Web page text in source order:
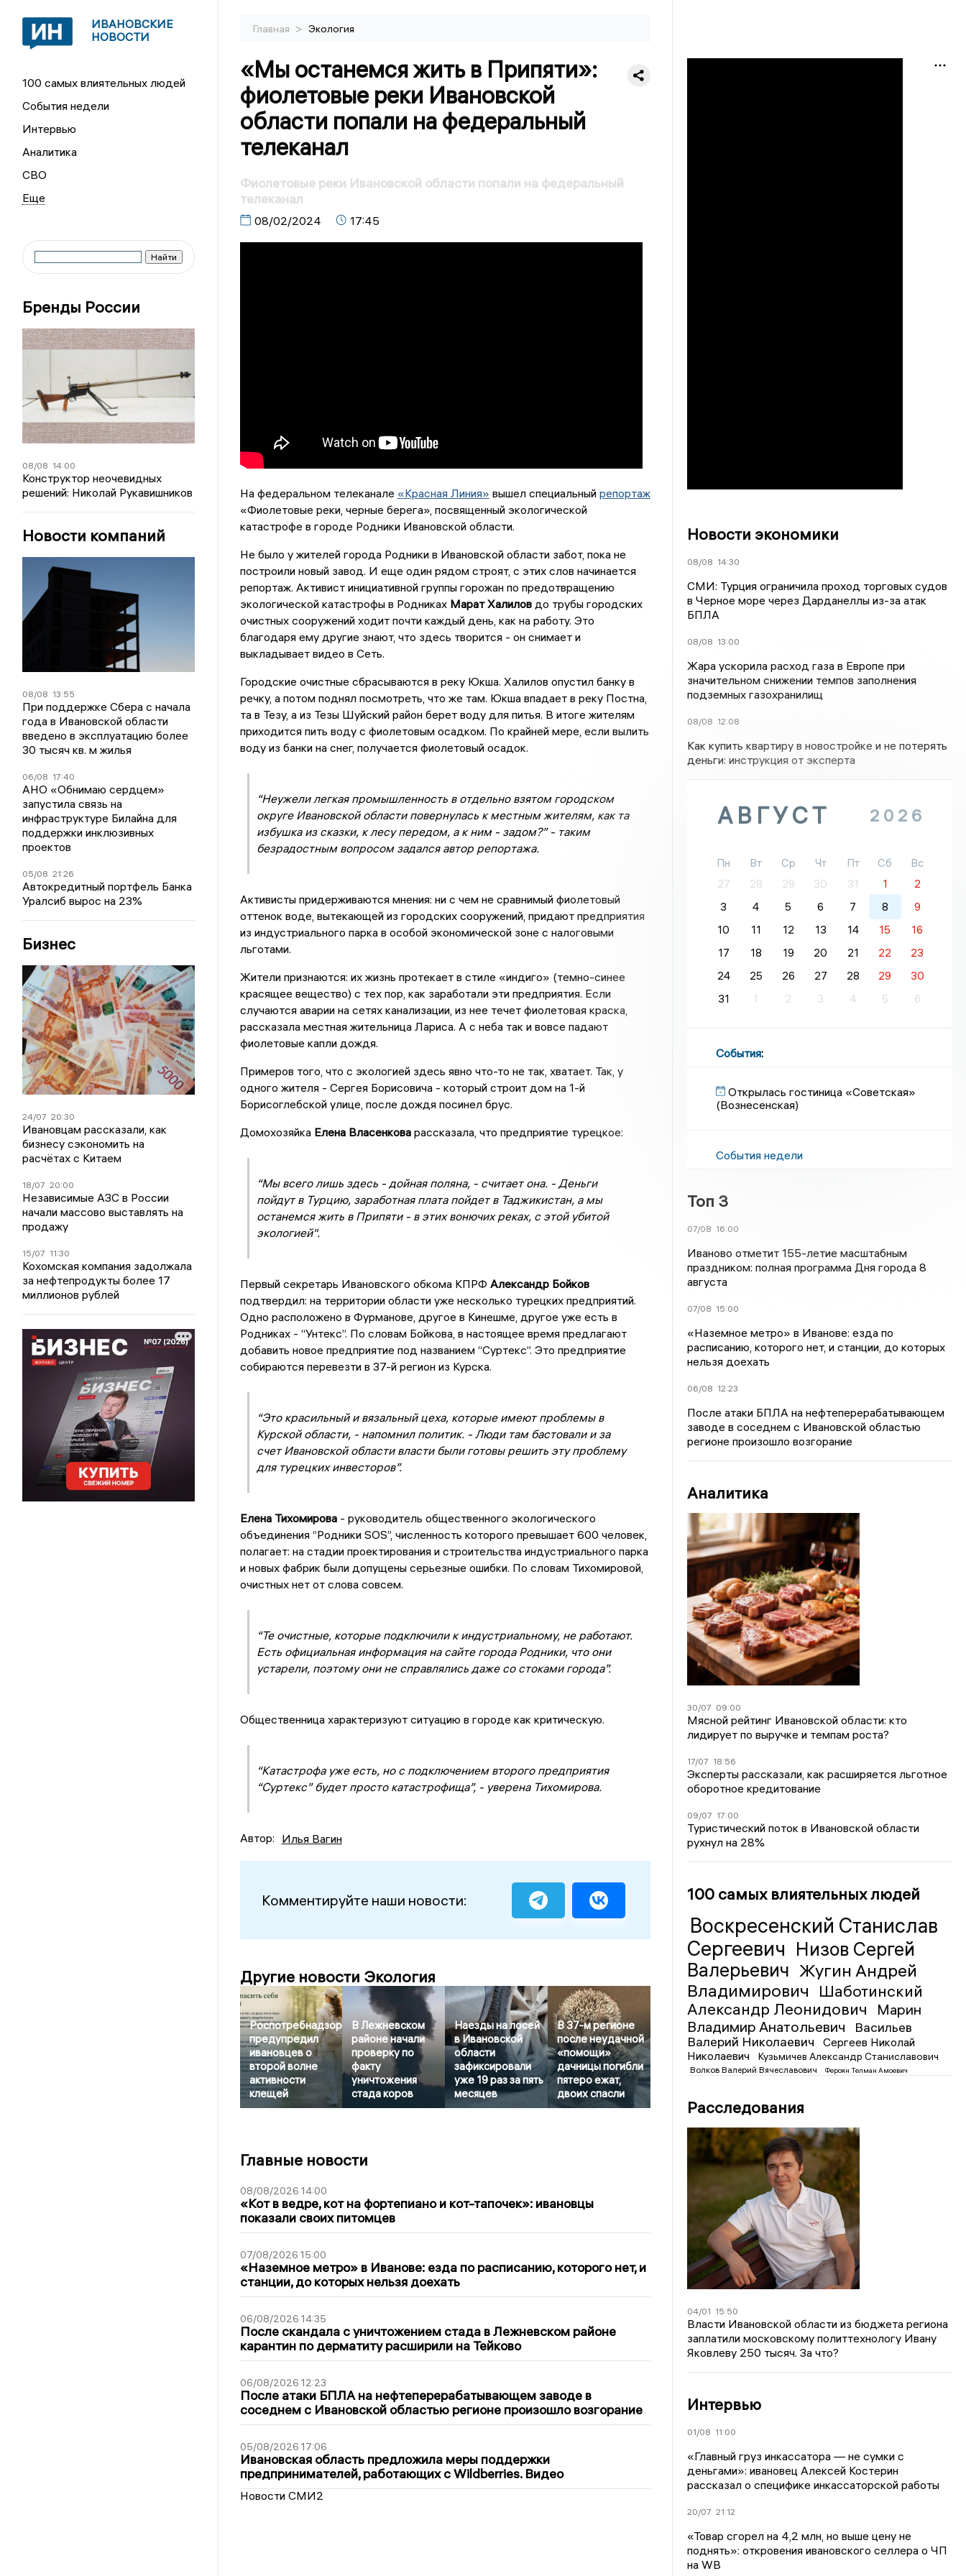
ИВАНОВСКИЕ
НОВОСТИ
100 самых влиятельных людей
События недели
Интервью
Аналитика
СВО
Бренды России
08/08 14:00
Конструктор неочевидных
решений: Николай Рукавишников
Новости компаний
08/08 13:55
При поддержке Сбера с начала
года в Ивановской области
введено в эксплуатацию более
30 тысяч кв. м жилья
06/08 17:40
АНО «Обнимаю сердцем»
запустила связь на
инфраструктуре Билайна для
поддержки инклюзивных
проектов
05/08 21:26
Автокредитный портфель Банка
Уралсиб вырос на 23%
Бизнес
24/07 20:30
Ивановцам рассказали, как
бизнесу сэкономить на
расчётах с Китаем
18/07 20:00
Независимые АЗС в России
начали массово выставлять на
продажу
15/07 11:30
Кохомская компания задолжала
за нефтепродукты более 17
миллионов рублей
Главная > Экология
«Мы останемся жить в Припяти»:
фиолетовые реки Ивановской
области попали на федеральный
телеканал
Фиолетовые реки Ивановской области попали на федеральный
телеканал
08/02/2024 17:45
На федеральном телеканале «Красная Линия» вышел специальный репортаж
«Фиолетовые реки, черные берега», посвященный экологической
катастрофе в городе Родники Ивановской области.
Не было у жителей города Родники в Ивановской области забот, пока не
построили новый завод. И еще один рядом строят, с этих слов начинается
репортаж. Активист инициативной группы горожан по предотвращению
экологической катастрофы в Родниках Марат Халиловдо трубы городских
очистных сооружений ходит почти каждый день, как на работу. Это
благодаря ему другие знают, что здесь творится - он снимает и
выкладывает видео в Сеть.
Городские очистные сбрасываются в реку Юкша. Халилов опустил банку в
речку, а потом поднял посмотреть, что же там. Юкша впадает в реку Постна,
та в Тезу, а из Тезы Шуйский район берет воду для питья. В итоге жителям
приходится пить воду с фиолетовым осадком. По крайней мере, если вылить
воду из банки на снег, получается фиолетовый осадок.
“Неужели легкая промышленность в отдельно взятом городском
округе Ивановской области повернулась к местным жителям, как та
избушка из сказки, к лесу передом, а к ним - задом?” - таким
безрадостным вопросом задался автор репортажа.
Активисты придерживаются мнения: ни с чем не сравнимый фиолетовый
оттенок воде, вытекающей из городских сооружений, придают предприятия
из индустриального парка в особой экономической зоне с налоговыми
льготами.
Жители признаются: их жизнь протекает в стиле «индиго» (темно-синее
красящее вещество) с тех пор, как заработали эти предприятия. Если
случаются аварии на сетях канализации, из нее течет фиолетовая краска,
рассказала местная жительница Лариса. А с неба так и вовсе падают
фиолетовые капли дождя.
Примеров того, что с экологией здесь явно что-то не так, хватает. Так, у
одного жителя - Сергея Борисовича - который строит дом на 1-й
Борисоглебской улице, после дождя посинел брус.
Домохозяйка Елена Власенковарассказала, что предприятие турецкое:
“Мы всего лишь здесь - дойная поляна, - считает она. - Деньги
пойдут в Турцию, заработная плата пойдет в Таджикистан, а мы
останемся жить в Припяти - в этих вонючих реках, с этой убитой
экологией".
Первый секретарь Ивановского обкома КПРФ Александр Бойков
подтвердил: на территории области уже несколько турецких предприятий.
Одно расположено в Фурманове, другое в Кинешме, другое уже есть в
Родниках - “Унтекс”. По словам Бойкова, в настоящее время предлагают
добавить новое предприятие под названием “Суртекс”. Это предприятие
собираются перевезти в 37-й регион из Курска.
“Это красильный и вязальный цеха, которые имеют проблемы в
Курской области, - напомнил политик. - Люди там бастовали и за
счет Ивановской области власти были готовы решить эту проблему
для турецких инвесторов”.
Елена Тихомирова- руководитель общественного экологического
объединения “Родники SOS”, численность которого превышает 600 человек,
полагает: на стадии проектирования и строительства индустриального парка
и новых фабрик были допущены серьезные ошибки. По словам Тихомировой,
очистных нет от слова совсем.
“Те очистные, которые подключили к индустриальному, не работают.
Есть официальная информация на сайте города Родники, что они
устарели, поэтому они не справлялись даже со стоками города”.
Общественница характеризуют ситуацию в городе как критическую.
“Катастрофа уже есть, но с подключением второго предприятия
“Суртекс” будет просто катастрофища”, - уверена Тихомирова.
Автор: Илья Вагин
Комментируйте наши новости:
Другие новости Экология
Роспотребнадзор
предупредил
ивановцев о
второй волне
активности
клещей
В Лежневском
районе начали
проверку по
факту
уничтожения
стада коров
Наезды на лосей
в Ивановской
области
зафиксировали
уже 19 раз за пять
месяцев
В 37-м регионе
после неудачной
«помощи»
дачницы погибли
пятеро ежат,
двоих спасли
Главные новости
08/08/2026 14:00
«Кот в ведре, кот на фортепиано и кот-тапочек»: ивановцы
показали своих питомцев
07/08/2026 15:00
«Наземное метро» в Иванове: езда по расписанию, которого нет, и
станции, до которых нельзя доехать
06/08/2026 14:35
После скандала с уничтожением стада в Лежневском районе
карантин по дерматиту расширили на Тейково
06/08/2026 12:23
После атаки БПЛА на нефтеперерабатывающем заводе в
соседнем с Ивановской областью регионе произошло возгорание
05/08/2026 17:06
Ивановская область предложила меры поддержки
предпринимателей, работающих с Wildberries. Видео
Новости СМИ2
Новости экономики
08/08 14:30
СМИ: Турция ограничила проход торговых судов
в Черное море через Дарданеллы из-за атак
БПЛА
08/08 13:00
Жара ускорила расход газа в Европе при
значительном снижении темпов заполнения
подземных газохранилищ
08/08 12:08
Как купить квартиру в новостройке и не потерять
деньги: инструкция от эксперта
АВГУСТ 2026
Пн Вт Ср Чт Пт Сб
Вс
27
28 29 30 31 1
2
3
4 5 6 7 8
9
10
11 12 13 14 15
16
17
18 19 20 21 22
23
24
25 26 27 28 29
30
31
1 2 3 4 5 6
События:
Открылась гостиница «Советская»
(Вознесенская)
События недели
Топ 3
07/08 16:00
Иваново отметит 155-летие масштабным
праздником: полная программа Дня города 8
августа
07/08 15:00
«Наземное метро» в Иванове: езда по
расписанию, которого нет, и станции, до которых
нельзя доехать
06/08 12:23
После атаки БПЛА на нефтеперерабатывающем
заводе в соседнем с Ивановской областью
регионе произошло возгорание
Аналитика
30/07 09:00
Мясной рейтинг Ивановской области: кто
лидирует по выручке и темпам роста?
17/07 18:56
Эксперты рассказали, как расширяется льготное
оборотное кредитование
09/07 17:00
Туристический поток в Ивановской области
рухнул на 28%
100 самых влиятельных людей
Воскресенский Станислав
Сергеевич Низов Сергей
Валерьевич Жугин Андрей
Владимирович
Шаботинский
Александр Леонидович
Марин
Владимир Анатольевич
Васильев
Валерий Николаевич
Сергеев Николай
Николаевич
Кузьмичев Александр Станиславович
Волков Валерий Вячеславович Фероян Телман Амоевич
Расследования
04/01 15:50
Власти Ивановской области из бюджета региона
заплатили московскому политтехнологу Ивану
Яковлеву 250 тысяч. За что?
Интервью
01/08 11:00
«Главный груз инкассатора — не сумки с
деньгами»: ивановец Алексей Костерин
рассказал о специфике инкассаторской работы
20/07 21:12
«Товар сгорел на 4,2 млн, но выше цену не
поднять»: откровения ивановского селлера о ЧП
на WB